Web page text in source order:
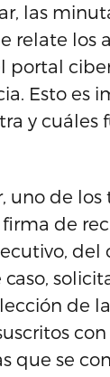
las
relate los
portal
Esto es
y cuáles
uno de
de
del
caso,
de
que se